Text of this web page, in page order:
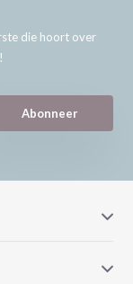
die hoort over
Abonneer